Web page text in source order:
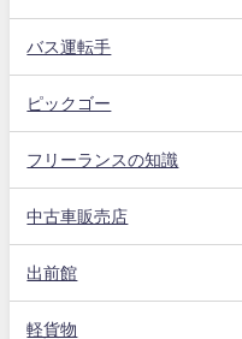
バス運転手
ピックゴー
フリーランスの知識
中古車販売店
出前館
軽貨物